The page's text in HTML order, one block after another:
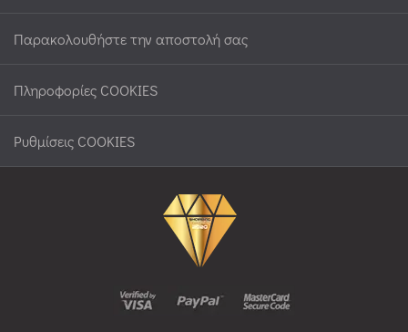
Παρακολουθήστε την αποστολή σας
Πληροφορίες COOKIES
Ρυθμίσεις COOKIES